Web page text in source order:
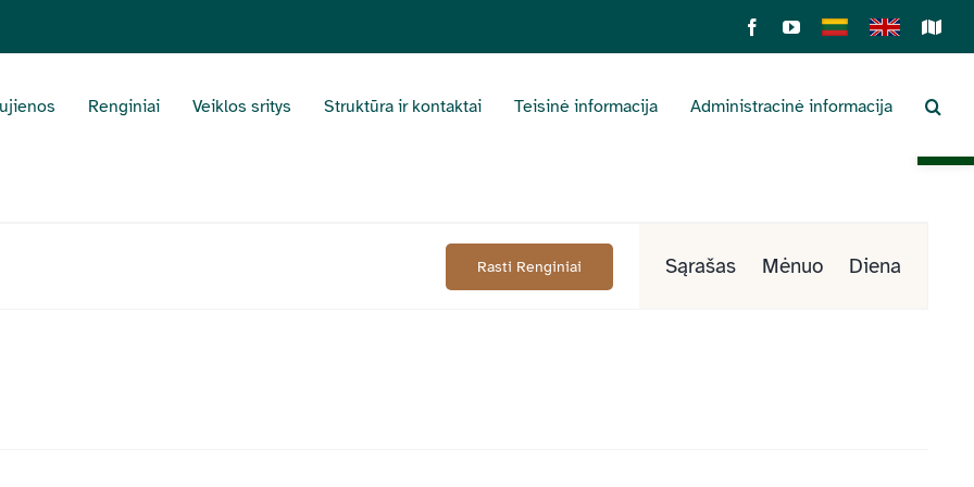
FacebookYouTube
Lietuviškai
English
Renginiai Veiklos sritys Struktūra ir kontaktai Teisinė informacija Administracinė informacija
Rasti Renginiai
Views
Sąrašas Mėnuo Diena